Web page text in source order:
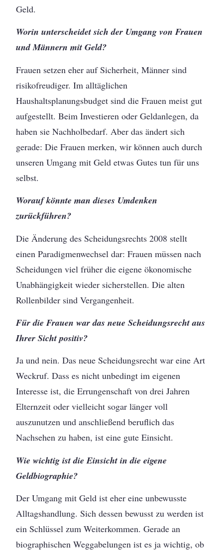
Geld.
Worin unterscheidet sich der Umgang von Frauen
und Männern mit Geld?
Frauen setzen eher auf Sicherheit, Männer sind
risikofreudiger. Im alltäglichen
Haushaltsplanungsbudget sind die Frauen meist gut
aufgestellt. Beim Investieren oder Geldanlegen, da
haben sie Nachholbedarf. Aber das ändert sich
gerade: Die Frauen merken, wir können auch durch
unseren Umgang mit Geld etwas Gutes tun für uns
selbst.
Worauf könnte man dieses Umdenken
zurückführen?
Die Änderung des Scheidungsrechts 2008 stellt
einen Paradigmenwechsel dar: Frauen müssen nach
Scheidungen viel früher die eigene ökonomische
Unabhängigkeit wieder sicherstellen. Die alten
Rollenbilder sind Vergangenheit.
Für die Frauen war das neue Scheidungsrecht aus
Ihrer Sicht positiv?
Ja und nein. Das neue Scheidungsrecht war eine Art
Weckruf. Dass es nicht unbedingt im eigenen
Interesse ist, die Errungenschaft von drei Jahren
Elternzeit oder vielleicht sogar länger voll
auszunutzen und anschließend beruflich das
Nachsehen zu haben, ist eine gute Einsicht.
Wie wichtig ist die Einsicht in die eigene
Geldbiographie?
Der Umgang mit Geld ist eher eine unbewusste
Alltagshandlung. Sich dessen bewusst zu werden ist
ein Schlüssel zum Weiterkommen. Gerade an
biographischen Weggabelungen ist es ja wichtig, ob